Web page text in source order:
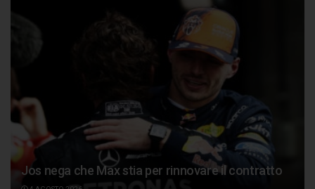
Jos nega che Max stia per rinnovare il contratto